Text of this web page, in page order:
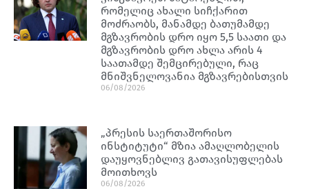
რომელიც ახალი სიჩქარით
მოძრაობს, მანამდე ბათუმამდე
მგზავრობის დრო იყო 5,5 საათი და
მგზავრობის დრო ახლა არის 4
საათამდე შემცირებული, რაც
მნიშვნელოვანია მგზავრებისთვის
06/08/2026
„პრესის საერთაშორისო
ინსტიტუტი“ მზია ამაღლობელის
დაუყოვნებლივ გათავისუფლებას
მოითხოვს
06/08/2026